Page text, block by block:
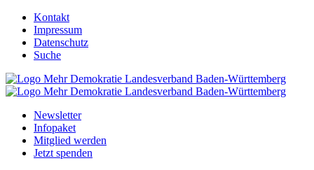
Kontakt
Impressum
Datenschutz
Suche
Newsletter
Infopaket
Mitglied werden
Jetzt spenden